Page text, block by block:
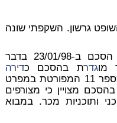
גרשון. השקפתי שונה
1. בין המערערת למשיב נחתם הסכם ב-23/01/98 בדבר
מוגדרת בהסכם כדירה
מספר 11 המפורטת במפרט
מצויין כי מצורפים
ותוכניות מכר. במבוא